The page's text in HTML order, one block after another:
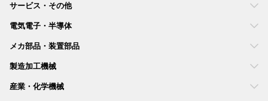
サービス・その他
電気電子・半導体
メカ部品・装置部品
製造加工機械
産業・化学機械